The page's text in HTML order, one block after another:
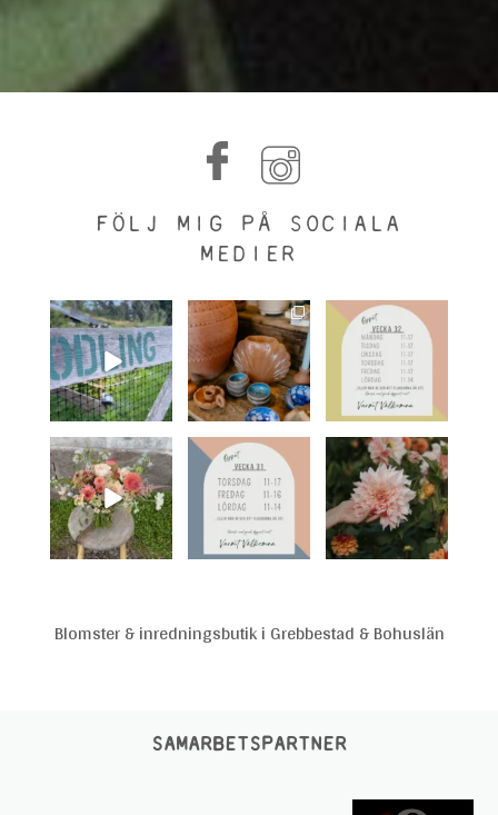
FÖLJ MIG PÅ SOCIALA
MEDIER
Blomster & inredningsbutik i Grebbestad & Bohuslän
SAMARBETSPARTNER